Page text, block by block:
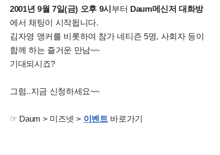
2001년 9월 7일(금) 오후 9시 부터 Daum메신저 대화방
에서 채팅이 시작됩니다.
김자영 앵커를 비롯하여 참가 네티즌 5명, 사회자 등이
함께 하는 즐거운 만남~~
기대되시죠?
그럼..지금 신청하세요~~
☞ Daum > 미즈넷 > 이벤트바로가기